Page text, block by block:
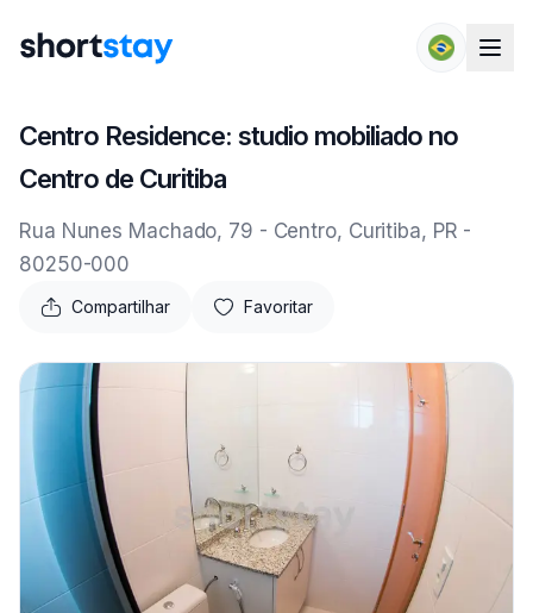
Centro Residence: studio mobiliado no
Centro de Curitiba
Rua Nunes Machado, 79 - Centro, Curitiba, PR -
80250-000
Compartilhar Favoritar